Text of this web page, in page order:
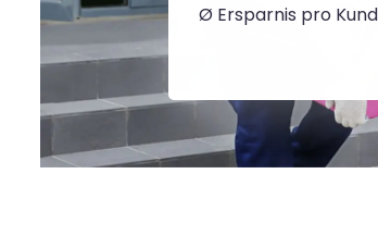
Ø Ersparnis pro